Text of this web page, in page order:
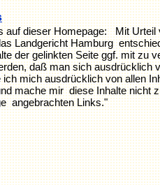
auf dieser Homepage: Mit Urteil
Landgericht Hamburg
der gelinkten Seite ggf. mit zu
daß man sich ausdrücklich
mich ausdrücklich von allen
mache mir diese Inhalte nicht
angebrachten Links."